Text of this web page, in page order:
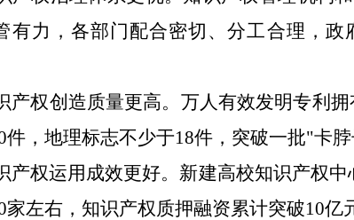
有力，各部门配合密切、分工合理，
权创造质量更高。万人有效发明专利拥
件，地理标志不少于18件，突破一批"卡脖
权运用成效更好。新建高校知识产权中
左右，知识产权质押融资累计突破10亿